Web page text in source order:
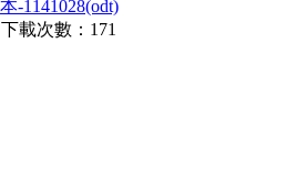
下載次數：171